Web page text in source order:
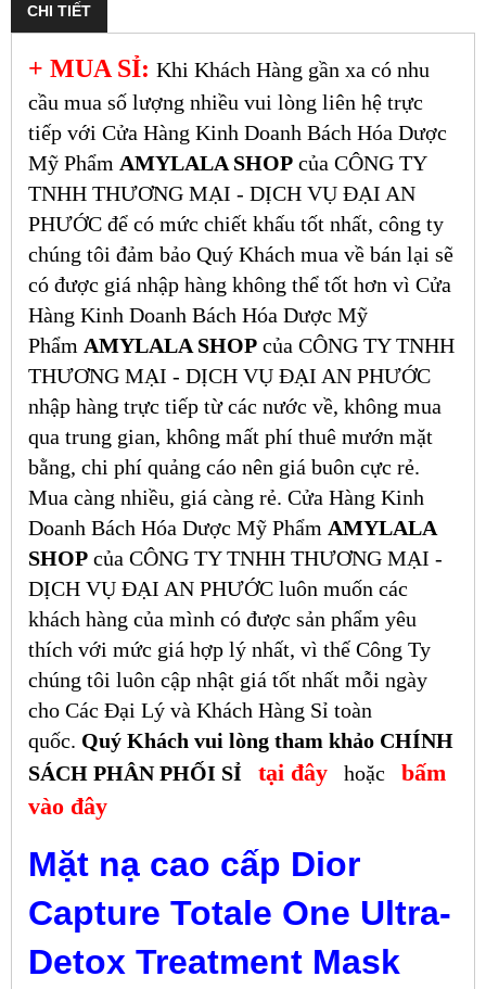
CHI TIẾT
+ MUA SỈ: Khi Khách Hàng gần xa có nhu
cầu mua số lượng nhiều vui lòng liên hệ trực
tiếp với Cửa Hàng Kinh Doanh Bách Hóa Dược
Mỹ Phẩm AMYLALA SHOP của CÔNG TY
TNHH THƯƠNG MẠI - DỊCH VỤ ĐẠI AN
PHƯỚC để có mức chiết khấu tốt nhất, công ty
chúng tôi đảm bảo Quý Khách mua về bán lại sẽ
có được giá nhập hàng không thể tốt hơn vì Cửa
Hàng Kinh Doanh Bách Hóa Dược Mỹ
Phẩm AMYLALA SHOP của CÔNG TY TNHH
THƯƠNG MẠI - DỊCH VỤ ĐẠI AN PHƯỚC
nhập hàng trực tiếp từ các nước về, không mua
qua trung gian, không mất phí thuê mướn mặt
bằng, chi phí quảng cáo nên giá buôn cực rẻ.
Mua càng nhiều, giá càng rẻ. Cửa Hàng Kinh
Doanh Bách Hóa Dược Mỹ Phẩm AMYLALA
SHOP của CÔNG TY TNHH THƯƠNG MẠI -
DỊCH VỤ ĐẠI AN PHƯỚC luôn muốn các
khách hàng của mình có được sản phẩm yêu
thích với mức giá hợp lý nhất, vì thế Công Ty
chúng tôi luôn cập nhật giá tốt nhất mỗi ngày
cho Các Đại Lý và Khách Hàng Sỉ toàn
quốc. Quý Khách vui lòng tham khảo CHÍNH
SÁCH PHÂN PHỐI SỈ
tại đây hoặc bấm
vào đây
Mặt nạ cao cấp Dior
Capture Totale One Ultra-
Detox Treatment Mask